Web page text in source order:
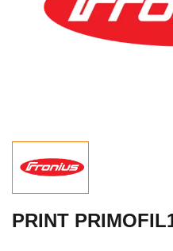
Accesorios
Registro
Iniciar sesión
PRINT